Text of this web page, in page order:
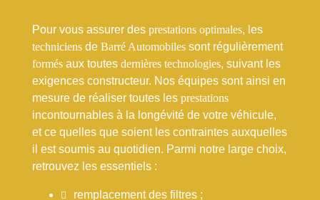
Pour vous assurer des prestations optimales, les
techniciens de Barré Automobiles sont régulièrement
formés aux toutes dernières technologies, suivant les
exigences constructeur. Nos équipes sont ainsi en
mesure de réaliser toutes les prestations
incontournables à la longévité de votre véhicule,
et ce quelles que soient les contraintes auxquelles
il est soumis au quotidien. Parmi notre large choix,
retrouvez les essentiels :
remplacement des filtres ;